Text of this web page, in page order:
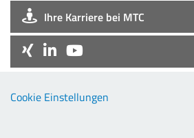
Ihre Karriere bei MTC
Company
Cookie Einstellungen